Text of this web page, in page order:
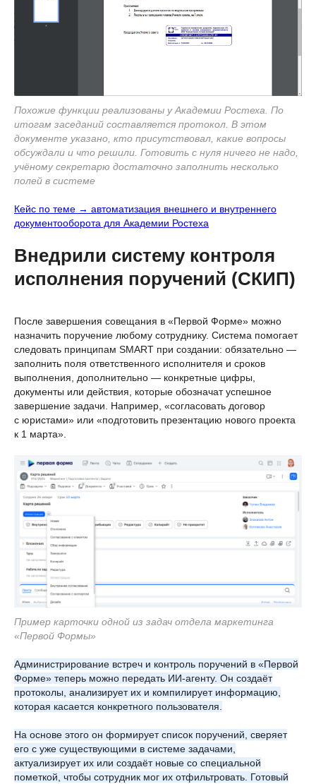
Похожие функции реализованы у Академии Ростеха. По
итогам заседаний составляется протокол. В этом
документе указано, кто присутствовал, какие вопросы
обсуждали и что решили. Готовить с нуля ничего не надо,
учёному секретарю достаточно заполнить несколько
полей в системе
Кейс по теме → автоматизация внешнего и внутреннего
документооборота для Академии Ростеха
Внедрили систему контроля
исполнения поручений (СКИП)
После завершения совещания в «Первой Форме» можно
назначить поручение любому сотруднику. Система помогает
следовать принципам SMART при создании: обязательно —
заполнить поля ответственного исполнителя и сроков
выполнения, дополнительно — конкретные цифры,
документы или действия, которые обозначат успешное
завершение задачи. Например, «согласовать договор
с юристами» или «подготовить презентацию нового проекта
к 1 марта».
Пример карточки одной из задач отдела маркетинга
«Первой Формы»
Администрирование встреч и контроль поручений в «Первой
Форме» теперь можно передать ИИ-агенту. Он создаёт
протоколы, анализирует их и компилирует информацию,
которая касается конкретного пользователя.
На основе этого он формирует список поручений, сверяет
его с уже существующими в системе задачами,
актуализирует их или создаёт новые со специальной
пометкой, чтобы сотрудник мог их отфильтровать. Готовый